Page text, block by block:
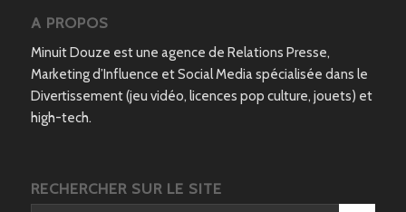
A PROPOS
Minuit Douze est une agence de Relations Presse,
Marketing d’Influence et Social Media spécialisée dans le
Divertissement (jeu vidéo, licences pop culture, jouets) et
high-tech.
RECHERCHER SUR LE SITE